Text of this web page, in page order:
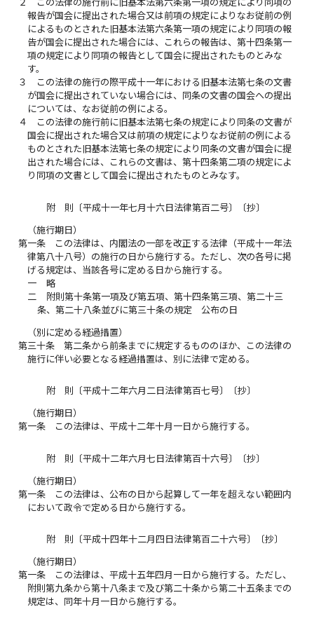
２
この法律の施行前に旧基本法第六条第一項の規定により同項の
報告が国会に提出された場合又は前項の規定によりなお従前の例
によるものとされた旧基本法第六条第一項の規定により同項の報
告が国会に提出された場合には、これらの報告は、第十四条第一
項の規定により同項の報告として国会に提出されたものとみな
す。
３
この法律の施行の際平成十一年における旧基本法第七条の文書
が国会に提出されていない場合には、同条の文書の国会への提出
については、なお従前の例による。
４
この法律の施行前に旧基本法第七条の規定により同条の文書が
国会に提出された場合又は前項の規定によりなお従前の例による
ものとされた旧基本法第七条の規定により同条の文書が国会に提
出された場合には、これらの文書は、第十四条第二項の規定によ
り同項の文書として国会に提出されたものとみなす。
附 則〔平成十一年七月十六日法律第百二号〕〔抄〕
（施行期日）
第一条
この法律は、内閣法の一部を改正する法律（平成十一年法
律第八十八号）の施行の日から施行する。ただし、次の各号に掲
げる規定は、当該各号に定める日から施行する。
一
略
二
附則第十条第一項及び第五項、第十四条第三項、第二十三
条、第二十八条並びに第三十条の規定 公布の日
（別に定める経過措置）
第三十条
第二条から前条までに規定するもののほか、この法律の
施行に伴い必要となる経過措置は、別に法律で定める。
附 則〔平成十二年六月二日法律第百七号〕〔抄〕
（施行期日）
第一条
この法律は、平成十二年十月一日から施行する。
附 則〔平成十二年六月七日法律第百十六号〕〔抄〕
（施行期日）
第一条
この法律は、公布の日から起算して一年を超えない範囲内
において政令で定める日から施行する。
附 則〔平成十四年十二月四日法律第百二十六号〕〔抄〕
（施行期日）
第一条
この法律は、平成十五年四月一日から施行する。ただし、
附則第九条から第十八条まで及び第二十条から第二十五条までの
規定は、同年十月一日から施行する。